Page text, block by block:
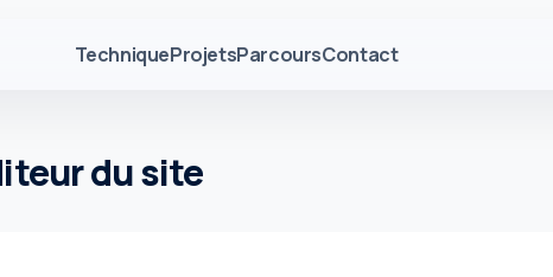
TechniqueProjetsParcoursContact
du site